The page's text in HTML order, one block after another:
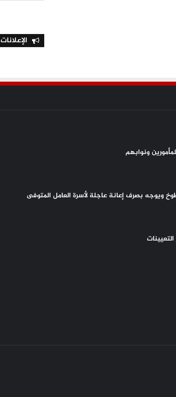
الإعلانات
ونوابهم
ويوجه بصرف إعانة عاجلة لأسرة العامل المتوفى